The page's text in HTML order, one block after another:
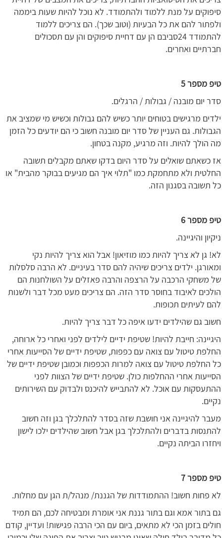
סיפוקים על מנת ללמוד ולהתמודד. לא נוכל להיות שעות ביממה
ולפתור להם את כל הבעיות (וטוב שכך). הם צריכים ללמוד
להתמודד 24סביבם הן עם דחיית סיפוקים והן עם תסכולים
חברתיים ואחרים.
טיפ מספר 5
סדר יום מובנה / גבולות / הרגלים.
ילדים מרגישים בטוחים יותר כשיש להם גבולות וכשיש מי שמציב את
הגבולות. גם העניין של סדר יום מובנה חשוב כי הם יודעים כל הזמן
מה הולך להיות. וזה מרגיע, מקנה בטחון.
אז כשאתם שואלים על סדר היום בדקו שאתם מקבלים תשובה
החלטית ולא מתחמקת כמו "תלוי איך הם מגיעים בבוקר מהבית" או
כל תשובה בסגנון הזה.
טיפ מספר 6
ניקיון והיגיינה.
לא! גן לא צריך להיות כמו מוזיאון! אבל הוא צריך להיות נקי
ומאורגן. ילדים צריכים שיהיה להם סדר בעיניים. לא הרבה סלסלות
של משחקי הרכבה על הרצפה והרבה פאזלים על השולחנות הם
הולכים לאיבוד בחוסר סדר הזה. הם צריכים מעט מכל דבר ולשנות
להם לעיתים תכופות.
חשוב גם שהילדים ידעו איפה כל דבר צריך להיות.
היגיינה: חייבת להיות! שטיפת ידיים לילדים לפני ואחרי כל ארוחה,
החלפת טיטול עם צואה עם כפפות, שטיפת ידיים של הסייעות אחרי
כל החלפת טיטול עם צואה למרות הכפפות וכמובן שטיפת ידיים של
הסייעות אחרי ההחלפות כולן. שטיפת ידיים של הצוות לפני
ההתעסקות עם אוכל. לא להתבייש להיכנס ולבדוק עם השירותים
נקיים.
מעבר להיגיינה אני חושבת שזה בסדר להתלכלך בגן וזה חשוב
להתנסות בדברים ולהתלכלך בגן אבל חשוב שהילדים ילכו לישון
ויחזרו הביתה נקיים.
טיפ מספר 7
לא פחות חשוב! ההתמודדות של הגננת/ מנהל/ת הגן עם מחלות.
גם בתור אמא וגם בתור גננת אני אומרת ומבטיחה לכם, הם תמיד
חולים בזמן הכי לא מתאים, ביום עם הכי הרבה פגישות! ועדיין, קודם